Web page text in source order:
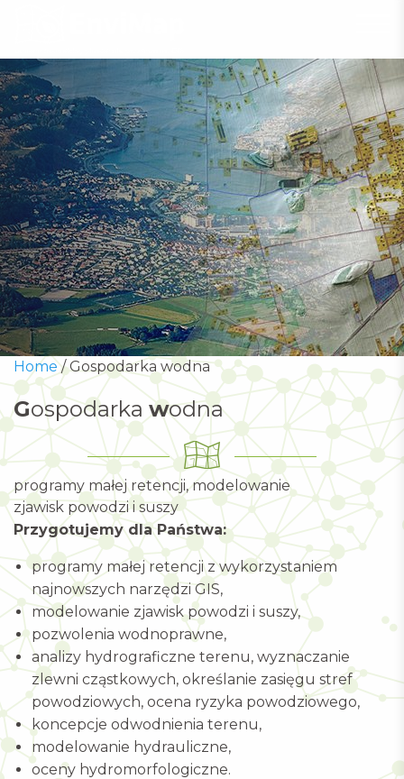
Home/Gospodarka wodna
Gospodarka wodna
programy małej retencji, modelowanie
zjawisk powodzi i suszy
Przygotujemy dla Państwa:
programy małej retencji z wykorzystaniem
najnowszych narzędzi GIS,
modelowanie zjawisk powodzi i suszy,
pozwolenia wodnoprawne,
analizy hydrograficzne terenu, wyznaczanie
zlewni cząstkowych, określanie zasięgu stref
powodziowych, ocena ryzyka powodziowego,
koncepcje odwodnienia terenu,
modelowanie hydrauliczne,
oceny hydromorfologiczne.